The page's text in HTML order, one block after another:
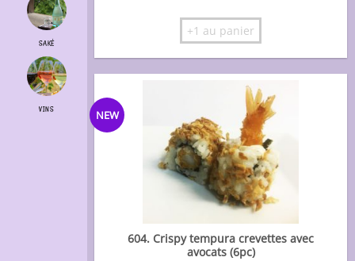
SAKÉ
VINS
+1 au panier
NEW
604. Crispy tempura crevettes avec
avocats (6pc)